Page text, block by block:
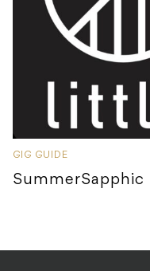
GIG GUIDE
SummerSapphic